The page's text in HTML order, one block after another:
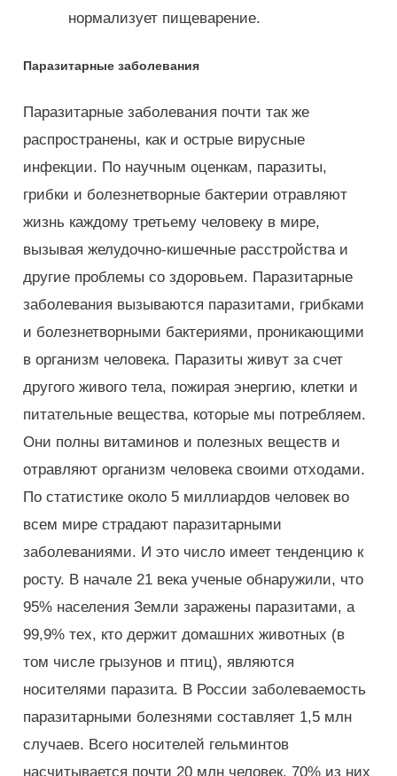
нормализует пищеварение.
Паразитарные заболевания
Паразитарные заболевания почти так же
распространены, как и острые вирусные
инфекции. По научным оценкам, паразиты,
грибки и болезнетворные бактерии отравляют
жизнь каждому третьему человеку в мире,
вызывая желудочно-кишечные расстройства и
другие проблемы со здоровьем. Паразитарные
заболевания вызываются паразитами, грибками
и болезнетворными бактериями, проникающими
в организм человека. Паразиты живут за счет
другого живого тела, пожирая энергию, клетки и
питательные вещества, которые мы потребляем.
Они полны витаминов и полезных веществ и
отравляют организм человека своими отходами.
По статистике около 5 миллиардов человек во
всем мире страдают паразитарными
заболеваниями. И это число имеет тенденцию к
росту. В начале 21 века ученые обнаружили, что
95% населения Земли заражены паразитами, а
99,9% тех, кто держит домашних животных (в
том числе грызунов и птиц), являются
носителями паразита. В России заболеваемость
паразитарными болезнями составляет 1,5 млн
случаев. Всего носителей гельминтов
насчитывается почти 20 млн человек, 70% из них